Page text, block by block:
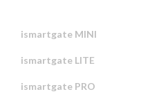
ismartgate MINI
ismartgate LITE
ismartgate PRO